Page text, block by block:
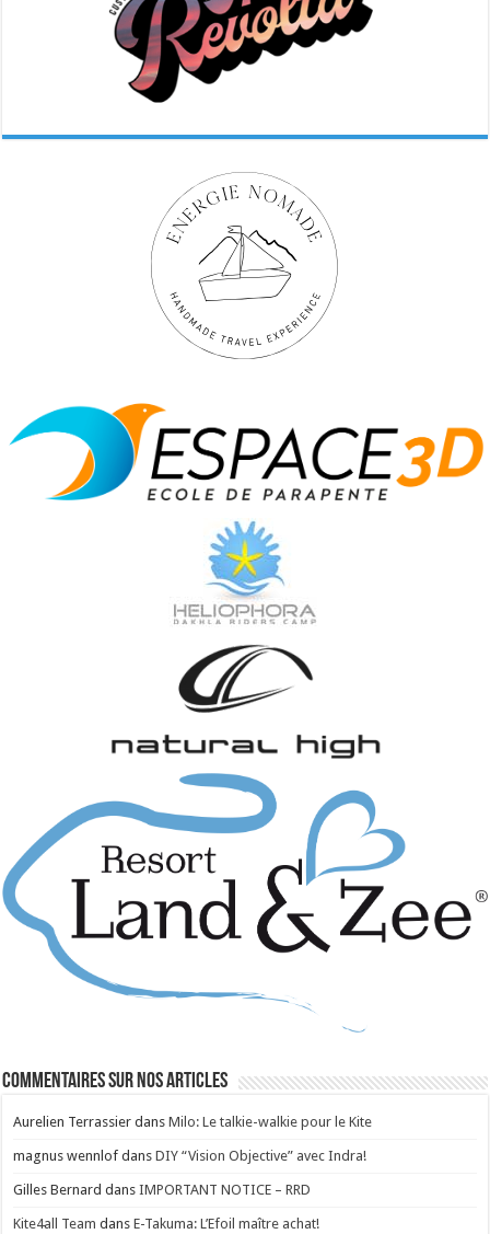
Commentaires sur nos articles
Aurelien Terrassier dansMilo: Le talkie-walkie pour le Kite
magnus wennlof dansDIY “Vision Objective” avec Indra!
Gilles Bernard dansIMPORTANT NOTICE – RRD
Kite4all Team dansE-Takuma: L’Efoil maître achat!